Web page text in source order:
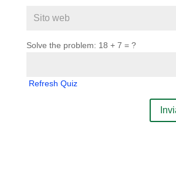
Solve the problem: 18 + 7 = ?
Refresh Quiz